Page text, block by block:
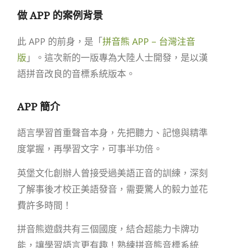
做 APP 的案例背景
此 APP 的前身，是「拼音熊 APP – 台灣注音
版 」。這次新的一版專為大陸人士開發，是以漢
語拼音改良的音標系統版本。
APP 簡介
語言學習首重聲音本身，先把聽力、記憶與精準
度掌握，再學習文字，可事半功倍。
英堡文化創辦人曾接受過美語正音的訓練，深刻
了解事後才校正美語發音，需要驚人的毅力並花
費許多時間！
拼音熊遊戲共有三個國度，結合超能力卡牌功
能，讓學習語言更有趣！熟練拼音熊音標系統